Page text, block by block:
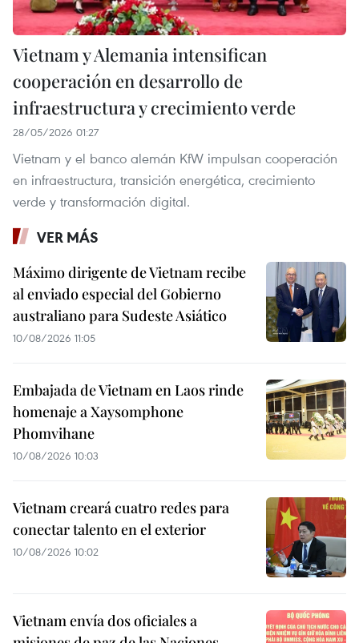
Vietnam y Alemania intensifican
cooperación en desarrollo de
infraestructura y crecimiento verde
28/05/2026 01:27
Vietnam y el banco alemán KfW impulsan cooperación
en infraestructura, transición energética, crecimiento
verde y transformación digital.
VER MÁS
Máximo dirigente de Vietnam recibe
al enviado especial del Gobierno
australiano para Sudeste Asiático
10/08/2026 11:05
Embajada de Vietnam en Laos rinde
homenaje a Xaysomphone
Phomvihane
10/08/2026 10:03
Vietnam creará cuatro redes para
conectar talento en el exterior
10/08/2026 10:02
Vietnam envía dos oficiales a